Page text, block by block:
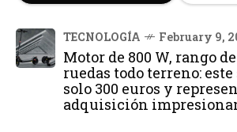
TECNOLOGÍA February 9,
Motor de 800 W, rango
ruedas todo terreno:
solo 300 euros y
adquisición